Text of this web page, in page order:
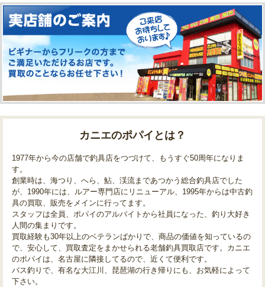
カニエのポパイとは？
1977年から今の店舗で釣具店をつづけて、もうすぐ50周年になりま
す。
創業時は、海つり、へら、鮎、渓流まであつかう総合釣具店でした
が、1990年には、ルアー専門店にリニューアル、1995年からは中古釣
具の買取、販売をメインに行ってます。
スタッフは全員、ポパイのアルバイトから社員になった、釣り大好き
人間の集まりです。
買取経験も30年以上のベテランばかりで、商品の価値を知っているの
で、安心して、買取査定をまかせられる老舗釣具買取店です。カニエ
のポパイは、名古屋に隣接してるので、近くて便利です。
バス釣りで、有名な大江川、琵琶湖の行き帰りにも、お気軽によって
下さい。